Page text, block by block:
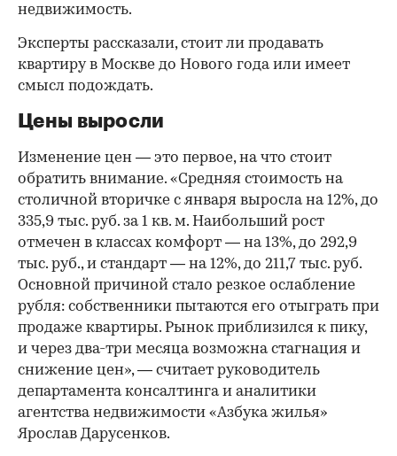
недвижимость.
Эксперты рассказали, стоит ли продавать
квартиру в Москве до Нового года или имеет
смысл подождать.
Цены выросли
00:00 / 00:00
Изменение цен — это первое, на что стоит
обратить внимание. «Средняя стоимость на
столичной вторичке с января выросла на 12%, до
335,9 тыс. руб. за 1 кв. м. Наибольший рост
отмечен в классах комфорт — на 13%, до 292,9
тыс. руб., и стандарт — на 12%, до 211,7 тыс. руб.
Основной причиной стало резкое ослабление
рубля: собственники пытаются его отыграть при
продаже квартиры. Рынок приблизился к пику,
и через два-три месяца возможна стагнация и
снижение цен», — считает руководитель
департамента консалтинга и аналитики
агентства недвижимости «Азбука жилья»
Ярослав Дарусенков.